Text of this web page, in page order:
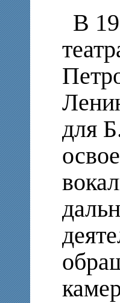
В
для